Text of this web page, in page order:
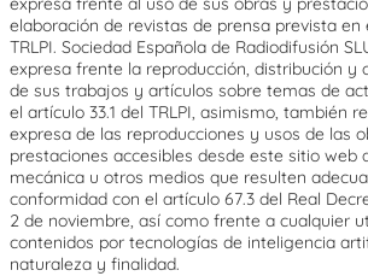
elaboración de revistas de prensa prevista en
TRLPI. Sociedad Española de Radiodifusión
expresa frente la reproducción, distribución y
de sus trabajos y artículos sobre temas de
el artículo 33.1 del TRLPI, asimismo, también
expresa de las reproducciones y usos de las
prestaciones accesibles desde este sitio web
mecánica u otros medios que resulten
conformidad con el artículo 67.3 del Real
2 de noviembre, así como frente a cualquier
contenidos por tecnologías de inteligencia
naturaleza y finalidad.